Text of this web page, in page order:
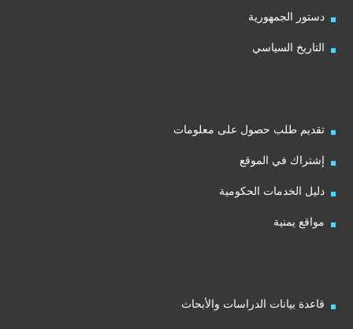
دستور الجمهورية
التاريخ السياسي
تقديم طلب حصول على معلومات
إشتراك في الموقع
دليل الخدمات الحكومية
مواقع يمنية
قاعدة بيانات الدراسات والأبحاث